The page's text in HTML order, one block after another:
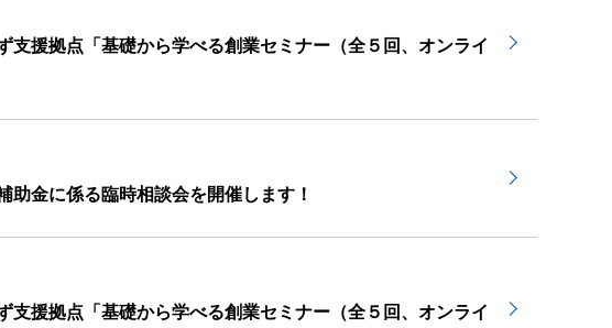
支援拠点「基礎から学べる創業セミナー（全５回、オンライ
助金に係る臨時相談会を開催します！
支援拠点「基礎から学べる創業セミナー（全５回、オンライ